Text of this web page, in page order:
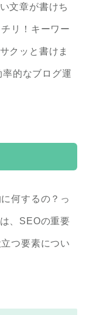
文章が書けち
リ！キーワー
クッと書けま
的なブログ運
何するの？っ
、SEOの重要
つ要素につい